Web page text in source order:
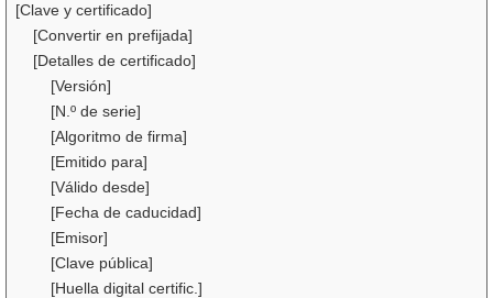
[Clave y certificado]
[Convertir en prefijada]
[Detalles de certificado]
[Versión]
[N.º de serie]
[Algoritmo de firma]
[Emitido para]
[Válido desde]
[Fecha de caducidad]
[Emisor]
[Clave pública]
[Huella digital certific.]